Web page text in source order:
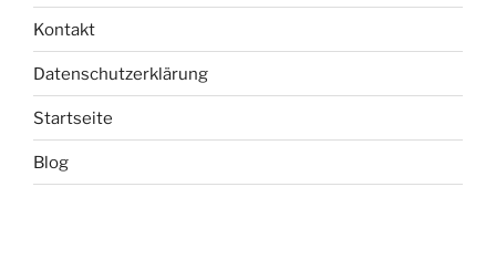
Kontakt
Datenschutzerklärung
Startseite
Blog